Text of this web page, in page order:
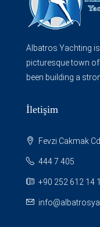
Albatros Yachting
picturesque town of
been building a
İletişim
Fevzi Cakmak
444 7 405
+90 252 612 14